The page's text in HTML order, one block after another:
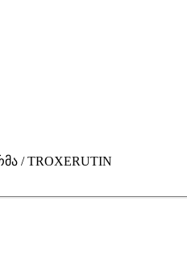
/ TROXERUTIN